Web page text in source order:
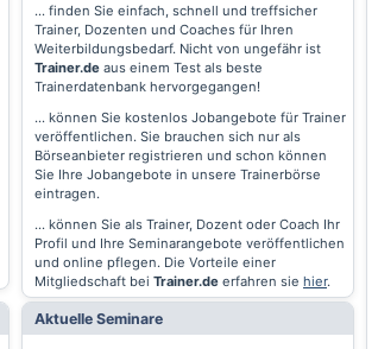
... finden Sie einfach, schnell und treffsicher
Trainer, Dozenten und Coaches für Ihren
Weiterbildungsbedarf. Nicht von ungefähr ist
Trainer.de aus einem Test als beste
Trainerdatenbank hervorgegangen!
... können Sie kostenlos Jobangebote für Trainer
veröffentlichen. Sie brauchen sich nur als
Börseanbieter registrieren und schon können
Sie Ihre Jobangebote in unsere Trainerbörse
eintragen.
... können Sie als Trainer, Dozent oder Coach Ihr
Profil und Ihre Seminarangebote veröffentlichen
und online pflegen. Die Vorteile einer
Mitgliedschaft bei Trainer.de erfahren sie hier.
Aktuelle Seminare